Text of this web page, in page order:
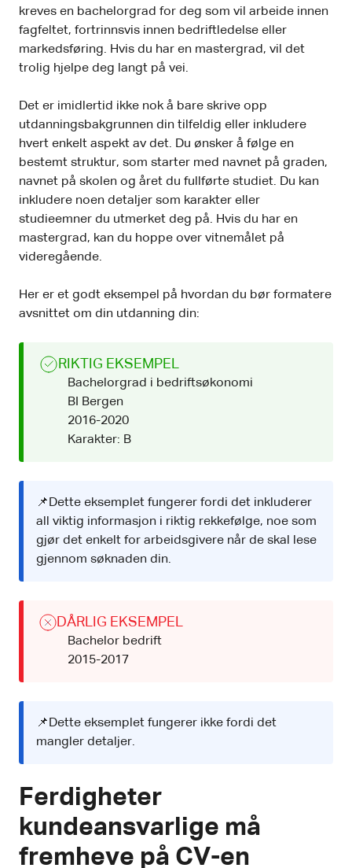
kreves en bachelorgrad for deg som vil arbeide innen
fagfeltet, fortrinnsvis innen bedriftledelse eller
markedsføring. Hvis du har en mastergrad, vil det
trolig hjelpe deg langt på vei.
Det er imidlertid ikke nok å bare skrive opp
utdanningsbakgrunnen din tilfeldig eller inkludere
hvert enkelt aspekt av det. Du ønsker å følge en
bestemt struktur, som starter med navnet på graden,
navnet på skolen og året du fullførte studiet. Du kan
inkludere noen detaljer som karakter eller
studieemner du utmerket deg på. Hvis du har en
mastergrad, kan du hoppe over vitnemålet på
videregående.
Her er et godt eksempel på hvordan du bør formatere
avsnittet om din utdanning din:
RIKTIG EKSEMPEL
Bachelorgrad i bedriftsøkonomi
BI Bergen
2016-2020
Karakter: B
📌Dette eksemplet fungerer fordi det inkluderer
all viktig informasjon i riktig rekkefølge, noe som
gjør det enkelt for arbeidsgivere når de skal lese
gjennom søknaden din.
DÅRLIG EKSEMPEL
Bachelor bedrift
2015-2017
📌Dette eksemplet fungerer ikke fordi det
mangler detaljer.
Ferdigheter
kundeansvarlige må
fremheve på CV-en